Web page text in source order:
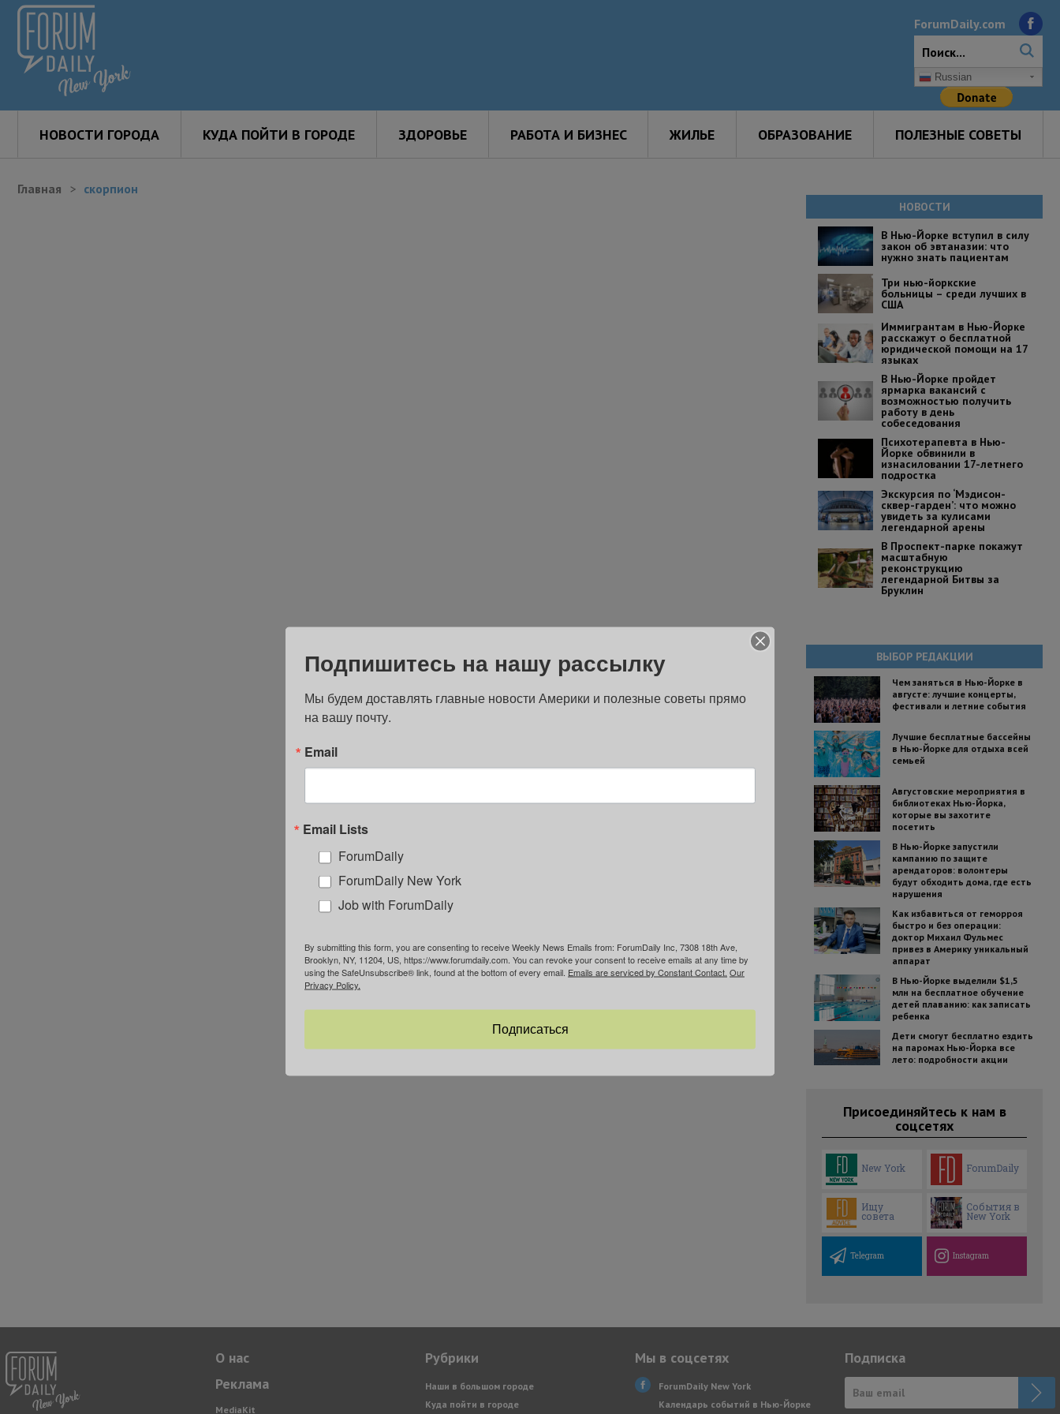
ForumDaily.com
Russian
НОВОСТИ ГОРОДА КУДА ПОЙТИ В ГОРОДЕ ЗДОРОВЬЕ РАБОТА И БИЗНЕС ЖИЛЬЕ ОБРАЗОВАНИЕ ПОЛЕЗНЫЕ СОВЕТЫ
Главная скорпион
НОВОСТИ
В Нью-Йорке вступил в силу
закон об эвтаназии: что
нужно знать пациентам
Три нью-йоркские
больницы – среди лучших в
США
Иммигрантам в Нью-Йорке
расскажут о бесплатной
юридической помощи на 17
языках
В Нью-Йорке пройдет
ярмарка вакансий с
возможностью получить
работу в день
собеседования
Психотерапевта в Нью-
Йорке обвинили в
изнасиловании 17-летнего
подростка
Экскурсия по ‘Мэдисон-
сквер-гарден’: что можно
увидеть за кулисами
легендарной арены
В Проспект-парке покажут
масштабную
реконструкцию
легендарной Битвы за
Бруклин
ВЫБОР РЕДАКЦИИ
Чем заняться в Нью-Йорке в
августе: лучшие концерты,
фестивали и летние события
Лучшие бесплатные бассейны
в Нью-Йорке для отдыха всей
семьей
Августовские мероприятия в
библиотеках Нью-Йорка,
которые вы захотите
посетить
В Нью-Йорке запустили
кампанию по защите
арендаторов: волонтеры
будут обходить дома, где есть
нарушения
Как избавиться от геморроя
быстро и без операции:
доктор Михаил Фульмес
привез в Америку уникальный
аппарат
В Нью-Йорке выделили $1,5
млн на бесплатное обучение
детей плаванию: как записать
ребенка
Дети смогут бесплатно ездить
на паромах Нью-Йорка все
лето: подробности акции
Присоединяйтесь к нам в
соцсетях
New York ForumDaily
Ищу
совета
События в
New York
Telegram Instagram
О нас
Реклама
MediaKit
Рубрики
Наши в большом городе
Куда пойти в городе
Мы в соцсетях
ForumDaily New York
Календарь событий в Нью-Йорке
Подписка
Подпишитесь на нашу рассылку
Мы будем доставлять главные новости Америки и полезные советы прямо
на вашу почту.
Email
Email Lists
ForumDaily
ForumDaily New York
Job with ForumDaily
By submitting this form, you are consenting to receive Weekly News Emails from: ForumDaily Inc, 7308 18th Ave,
Brooklyn, NY, 11204, US, https://www.forumdaily.com. You can revoke your consent to receive emails at any time by
using the SafeUnsubscribe® link, found at the bottom of every email. Emails are serviced by Constant Contact. Our
Privacy Policy.
Подписаться